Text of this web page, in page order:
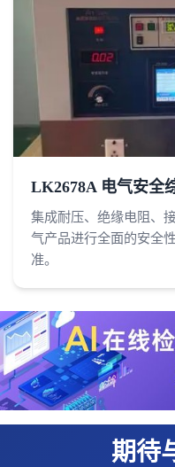
LK2678A 电气安全
集成耐压、绝缘电阻、
气产品进行全面的安全
准。
期待